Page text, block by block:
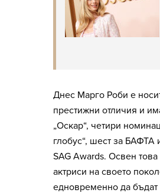
Днес Марго Роби е
престижни отличия и
„Оскар“, четири
глобус“, шест за БАФТА
SAG Awards. Освен
актриси на своето
едновременно да